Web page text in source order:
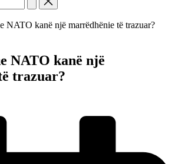
NATO kanë një marrëdhënie të trazuar?
NATO kanë një
trazuar?